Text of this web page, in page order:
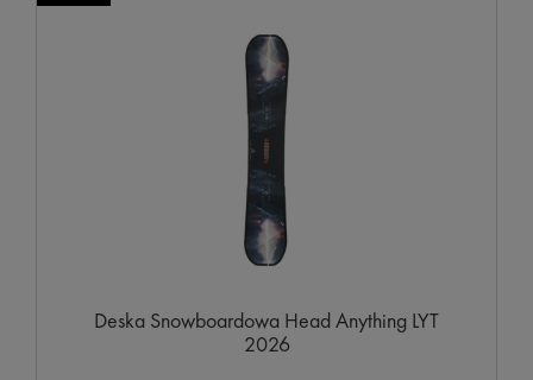
Deska Snowboardowa Head Anything LYT
2026